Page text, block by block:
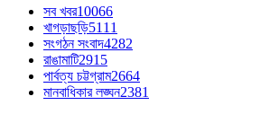
সব খবর10066
খাগড়াছড়ি5111
সংগঠন সংবাদ4282
রাঙামাটি2915
পার্বত্য চট্টগ্রাম2664
মানবাধিকার লঙ্ঘন2381